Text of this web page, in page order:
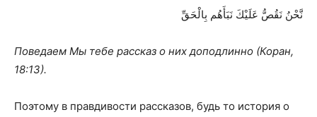
نَّحْنُ نَقُصُّ عَلَيْكَ نَبَأَهُم بِالْحَقِّ
Поведаем Мы тебе рассказ о них доподлинно (Коран,
18:13).
Поэтому в правдивости рассказов, будь то история о